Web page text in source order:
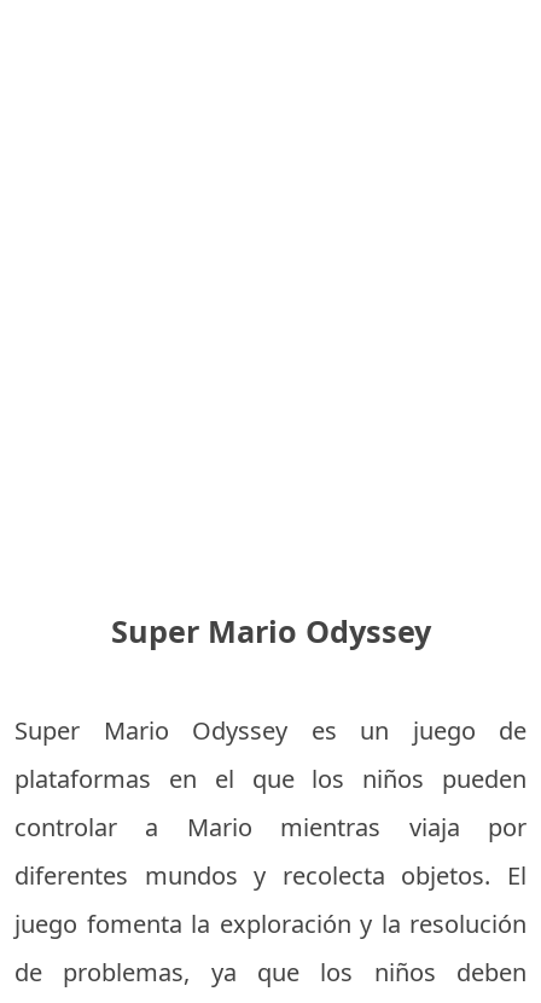
Super Mario Odyssey
Super Mario Odyssey es un juego de
plataformas en el que los niños pueden
controlar a Mario mientras viaja por
diferentes mundos y recolecta objetos. El
juego fomenta la exploración y la resolución
de problemas, ya que los niños deben